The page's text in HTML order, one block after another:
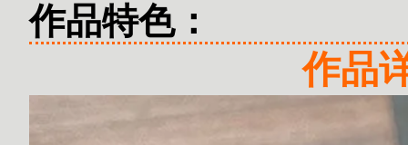
作品特色：
作品